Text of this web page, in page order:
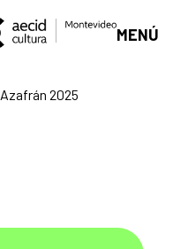
MENÚ
Azafrán 2025